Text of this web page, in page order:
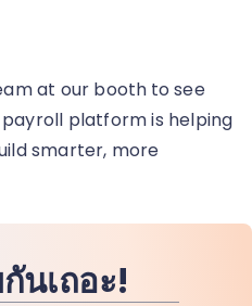
at our booth to see
platform is helping
smarter, more
นเถอะ!